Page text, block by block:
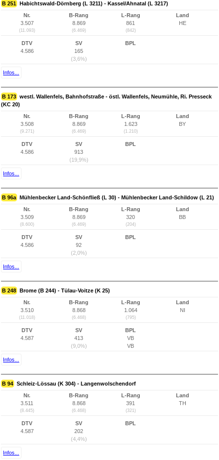
B 251 Habichtswald-Dörnberg (L 3211) - Kassel/Ahnatal (L 3217)
Nr.
3.507
(11.093)
B-Rang
8.869
(6.469)
L-Rang
861
(842)
Land
HE
DTV
4.586
SV
165
(3,6%)
BPL
Infos...
B 173 westl. Wallenfels, Bahnhofstraße - östl. Wallenfels, Neumühle, Ri. Presseck
(KC 20)
Nr.
3.508
(9.271)
B-Rang
8.869
(6.469)
L-Rang
1.623
(1.210)
Land
BY
DTV
4.586
SV
913
(19,9%)
BPL
Infos...
B 96a Mühlenbecker Land-Schönfließ (L 30) - Mühlenbecker Land-Schildow (L 21)
Nr.
3.509
(8.600)
B-Rang
8.869
(6.469)
L-Rang
320
(204)
Land
BB
DTV
4.586
SV
92
(2,0%)
BPL
Infos...
B 248 Brome (B 244) - Tülau-Voitze (K 25)
Nr.
3.510
(11.018)
B-Rang
8.868
(6.468)
L-Rang
1.064
(795)
Land
NI
DTV
4.587
SV
413
(9,0%)
BPL
VB
VB
Infos...
B 94 Schleiz-Lössau (K 304) - Langenwolschendorf
Nr.
3.511
(8.445)
B-Rang
8.868
(6.468)
L-Rang
391
(321)
Land
TH
DTV
4.587
SV
202
(4,4%)
BPL
Infos...